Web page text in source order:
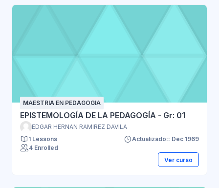
MAESTRIA EN PEDAGOGIA
EPISTEMOLOGÍA DE LA PEDAGOGÍA - Gr: 01
EDGAR HERNAN RAMIREZ DAVILA
1 Lessons
Actualizado:: Dec 1969
4 Enrolled
Ver curso